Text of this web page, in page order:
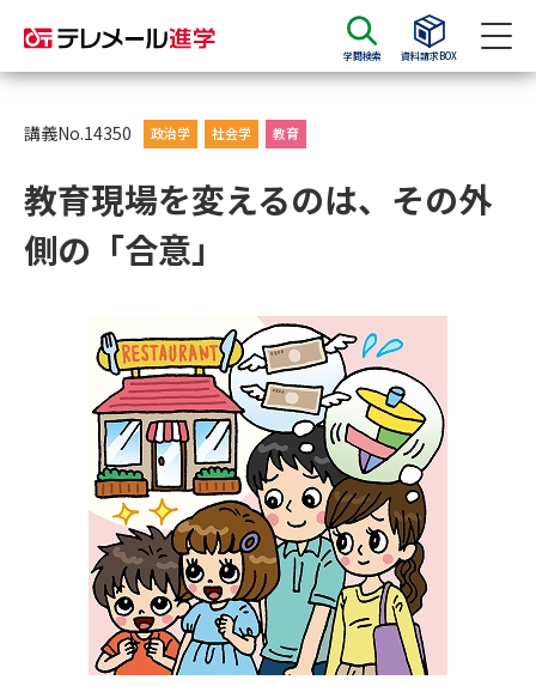
学問検索 資料請求BOX
資料請求
大学・短大の資料種類から請求
総合型選抜・学校推薦型選抜 募
集要項＆願書
大学入学共通テスト利用選抜の
募集要項＆願書
過去問題集
大学・短大以外の資料から請求
専門学校の資料請求 大学院の資料請求
留学・進学関連、塾・予備校
大学入学共通テスト「受験案
内」の請求
大学入学共通テスト「受験上の
配慮案内」の請求
高等学校卒業程度認定試験
講義No.14350 政治学 社会学 教育
教育現場を変えるのは、その外
側の「合意」